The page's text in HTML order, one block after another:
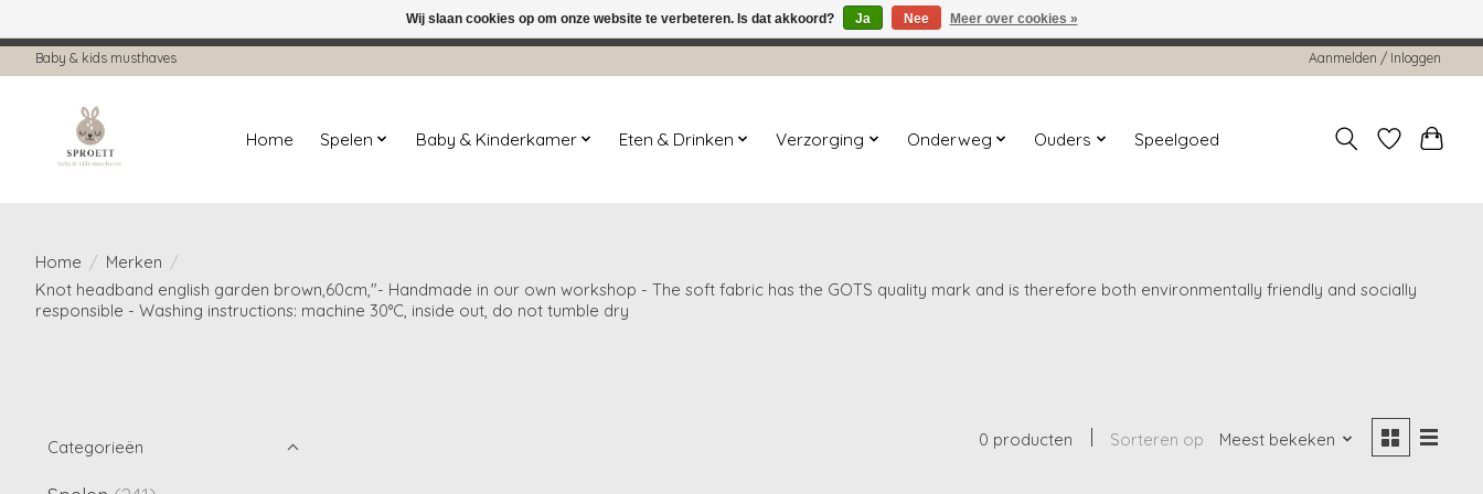
Baby & kids musthaves Aanmelden / Inloggen
Home Spelen Baby & Kinderkamer Eten & Drinken Verzorging Onderweg Ouders Speelgoed
Home / Merken /
Knot headband english garden brown,60cm,"- Handmade in our own workshop - The soft fabric has the GOTS quality mark and is therefore both environmentally friendly and socially
responsible - Washing instructions: machine 30°C, inside out, do not tumble dry
Categorieën 0 producten Sorteren op Meest bekeken
Wij slaan cookies op om onze website te verbeteren. Is dat akkoord? Ja Nee Meer over cookies »
← Keer terug naar de backofficeDeze winkel is in aanbouw. Eventueel geplaatste orders zullen niet worden gehonoreerd of verwerkt.